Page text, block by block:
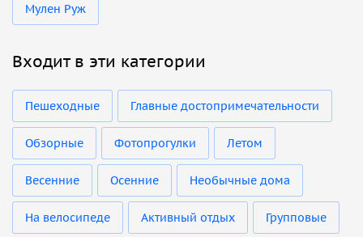
Мулен Руж
Входит в эти категории
Пешеходные Главные достопримечательности
Обзорные Фотопрогулки Летом
Весенние Осенние Необычные дома
На велосипеде Активный отдых Групповые